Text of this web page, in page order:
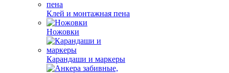
Клей и монтажная пена
Ножовки
Карандаши и маркеры